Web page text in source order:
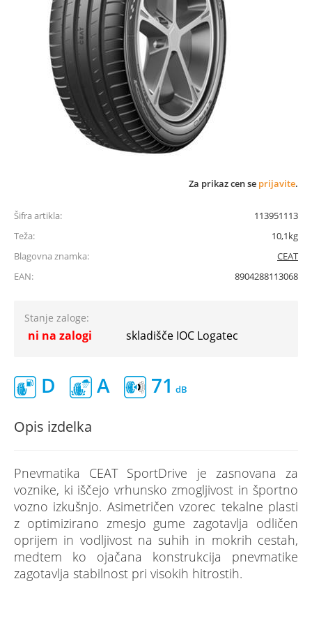
Za prikaz cen se prijavite.
Šifra artikla:
113951113
Teža:
10,1kg
Blagovna znamka:
CEAT
EAN:
8904288113068
Stanje zaloge:
ni na zalogi skladišče IOC Logatec
D A 71
Opis izdelka
Pnevmatika CEAT SportDrive je zasnovana za
voznike, ki iščejo vrhunsko zmogljivost in športno
vozno izkušnjo. Asimetričen vzorec tekalne plasti
z optimizirano zmesjo gume zagotavlja odličen
oprijem in vodljivost na suhih in mokrih cestah,
medtem ko ojačana konstrukcija pnevmatike
zagotavlja stabilnost pri visokih hitrostih.